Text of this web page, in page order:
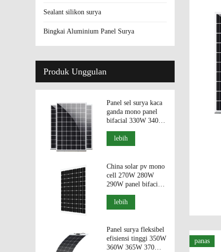
panas
Sealant silikon surya
Bingkai Aluminium Panel Surya
Produk Unggulan
Panel sel surya kaca
ganda mono panel
bifacial 330W 340W
350W modul
fotovolatik.
lebih
China solar pv mono
cell 270W 280W
290W panel bifacial
ganda.
lebih
Panel surya fleksibel
efisiensi tinggi 350W
360W 365W 370W